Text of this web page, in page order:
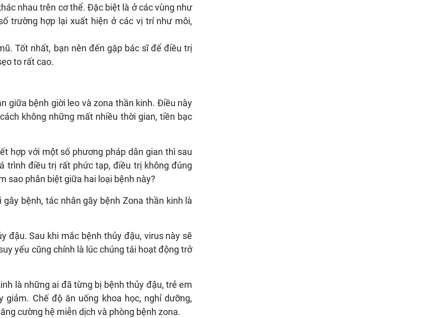
nhau trên cơ thể. Đặc biệt là ở các vùng như
trường hợp lại xuất hiện ở các vị trí như môi,
Tốt nhất, bạn nên đến gặp bác sĩ để điều trị
to rất cao.
giữa bệnh giời leo và zona thần kinh. Điều này
không những mất nhiều thời gian, tiền bạc
hợp với một số phương pháp dân gian thì sau
trình điều trị rất phức tạp, điều trị không đúng
sao phân biệt giữa hai loại bệnh này?
bệnh, tác nhân gây bệnh Zona thần kinh là
đậu. Sau khi mắc bệnh thủy đậu, virus này sẽ
yếu cũng chính là lúc chúng tái hoạt động trở
là những ai đã từng bị bệnh thủy đậu, trẻ em
Chế độ ăn uống khoa học, nghỉ dưỡng,
cường hệ miễn dịch và phòng bệnh zona.